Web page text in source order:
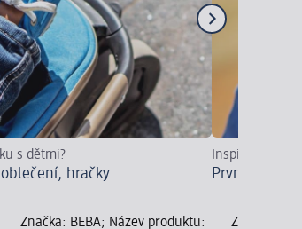
s dětmi?
hračky...
Inspirovat se
První
Značka: BEBA; Název produktu: Značka: